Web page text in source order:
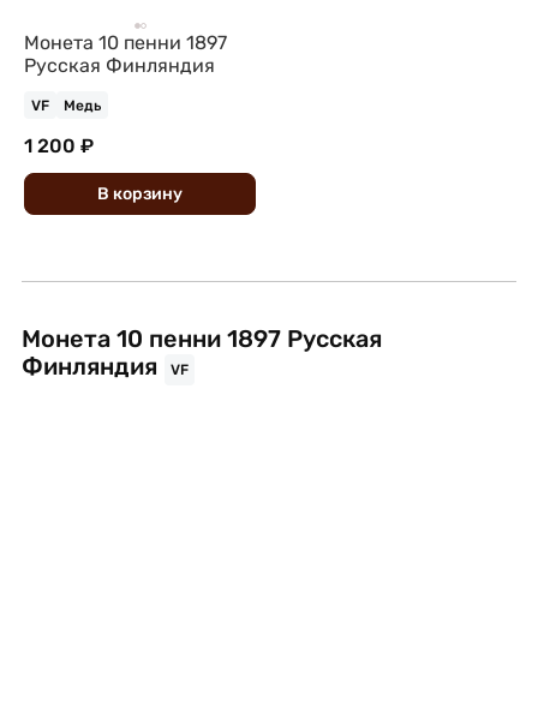
Монета 10 пенни 1897
Русская Финляндия
VF Медь
1 200 ₽
В корзину
Монета 10 пенни 1897 Русская
Финляндия
VF